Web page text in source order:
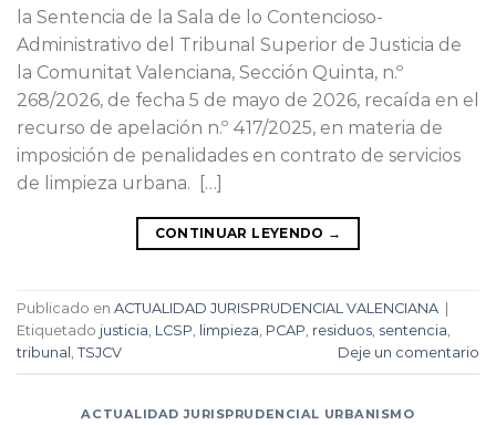
la Sentencia de la Sala de lo Contencioso-
Administrativo del Tribunal Superior de Justicia de
la Comunitat Valenciana, Sección Quinta, n.º
268/2026, de fecha 5 de mayo de 2026, recaída en el
recurso de apelación n.º 417/2025, en materia de
imposición de penalidades en contrato de servicios
de limpieza urbana. […]
CONTINUAR LEYENDO →
Publicado en ACTUALIDAD JURISPRUDENCIAL VALENCIANA
Etiquetado justicia LCSP limpieza PCAP residuos sentencia
tribunal
TSJCV Deje un comentario
ACTUALIDAD JURISPRUDENCIAL URBANISMO